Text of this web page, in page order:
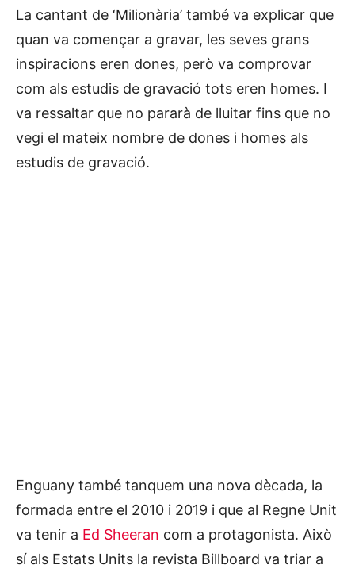
La cantant de ‘Milionària’ també va explicar que
quan va començar a gravar, les seves grans
inspiracions eren dones, però va comprovar
com als estudis de gravació tots eren homes. I
va ressaltar que no pararà de lluitar fins que no
vegi el mateix nombre de dones i homes als
estudis de gravació.
Enguany també tanquem una nova dècada, la
formada entre el 2010 i 2019 i que al Regne Unit
va tenir a Ed Sheeran com a protagonista. Això
sí als Estats Units la revista Billboard va triar a